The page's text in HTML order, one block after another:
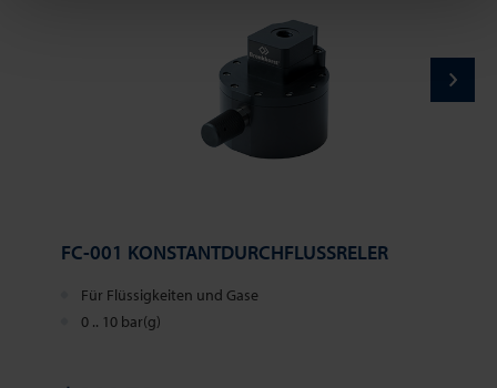
FC-001 KONSTANTDURCHFLUSSRELER
Für Flüssigkeiten und Gase
0 .. 10 bar(g)